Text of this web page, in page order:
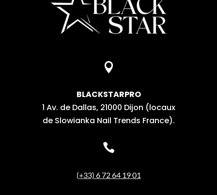

BLACKSTARPRO
1 Av. de Dallas, 21000 Dijon (locaux
de Slowianka Nail Trends France).

(+33) 6 72 64 19 01